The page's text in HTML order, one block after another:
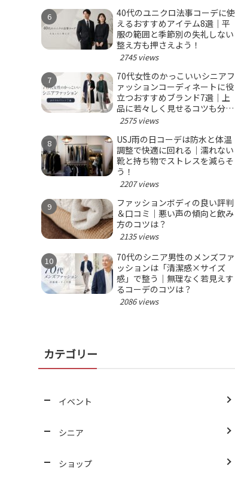
40代のユニクロ法事コーデに使
えるおすすめアイテム8選｜平
服の範囲と季節別の失礼しない
整え方も押さえよう！
2745 views
70代女性のかっこいいシニアフ
ァッションコーディネートに役
立つおすすめブランド7選｜上
品に若々しく見せるコツも分か
る！
2575 views
USJ雨の日コーデは防水と体温
調整で快適に回れる｜濡れない
靴と持ち物でストレスを減らそ
う！
2207 views
ファッションボディの良い評判
＆口コミ｜悪い声の傾向と飲み
方のコツは？
2135 views
70代のシニア男性のメンズファ
ッションは「清潔感×サイズ
感」で整う｜無理なく若見えす
るコーデのコツは？
2086 views
カテゴリー
イベント
シニア
ショップ